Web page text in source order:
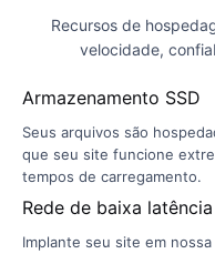
Recursos de
velocidade,
Armazenamento SSD
Seus arquivos são
que seu site funcione
tempos de carregamento.
Rede de baixa latência
Implante seu site em